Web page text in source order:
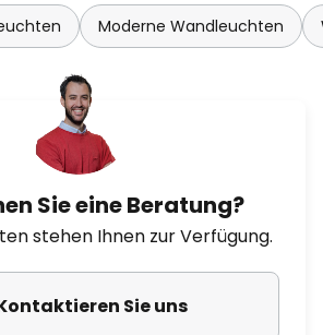
Moderne Wandleuchten
Sie eine Beratung?
stehen Ihnen zur Verfügung.
Sie uns